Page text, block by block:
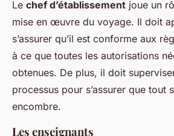
Le chef d’établissement joue un
mise en œuvre du voyage. Il doit
s’assurer qu’il est conforme aux
à ce que toutes les autorisations
obtenues. De plus, il doit
processus pour s’assurer que tout
encombre.
Les enseignants